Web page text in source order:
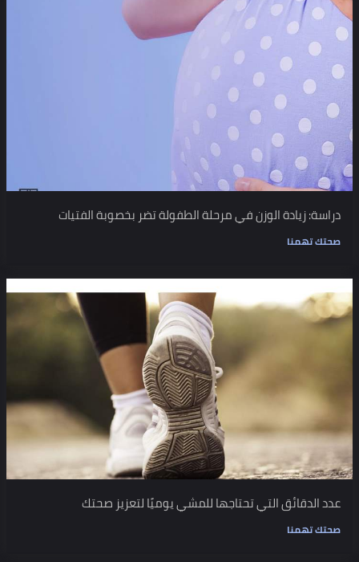
دراسة: زيادة الوزن في مرحلة الطفولة تضر بخصوبة الفتيات
صحتك تهمنا
عدد الدقائق التي تحتاجها للمشي يوميًا لتعزيز صحتك
صحتك تهمنا